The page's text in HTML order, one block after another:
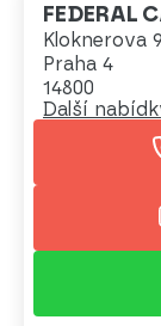
FEDERAL
Kloknerova 9
Praha 4
14800
Další